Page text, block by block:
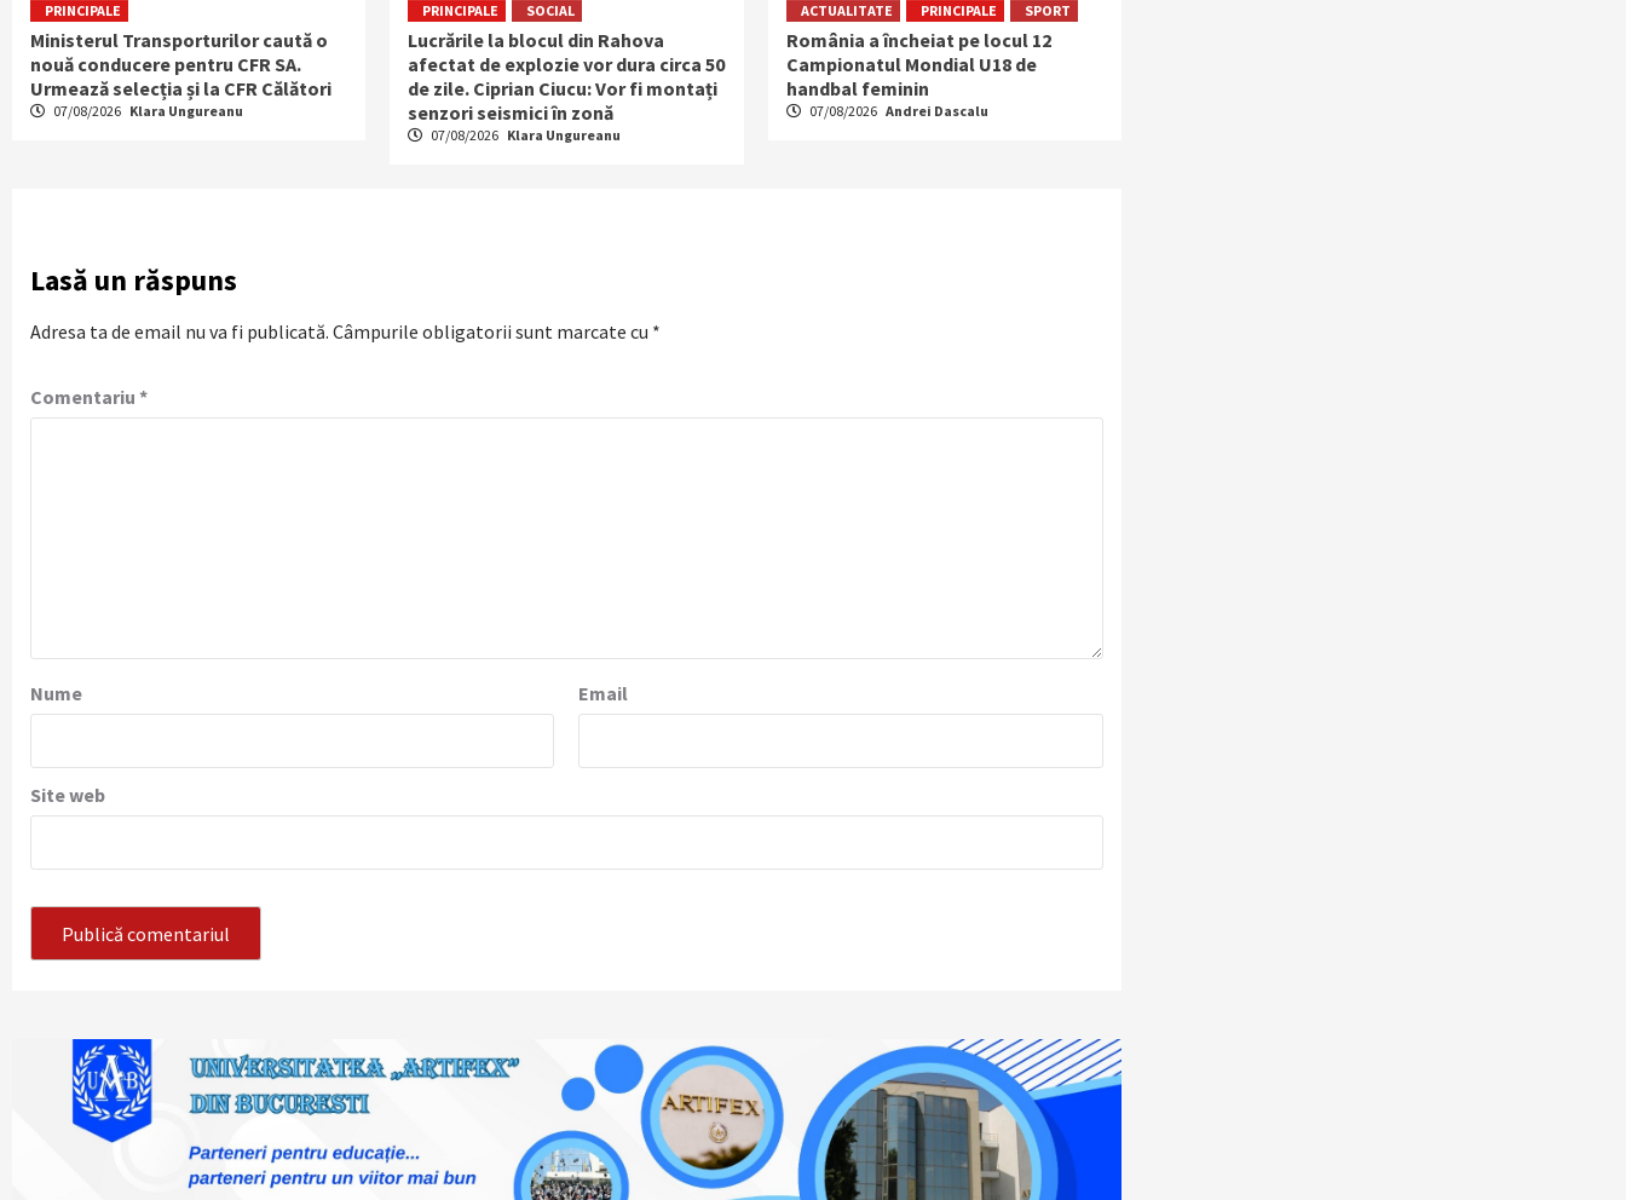
PRINCIPALE
Ministerul Transporturilor caută o
nouă conducere pentru CFR SA.
Urmează selecția și la CFR Călători
07/08/2026 Klara Ungureanu
PRINCIPALE SOCIAL
Lucrările la blocul din Rahova
afectat de explozie vor dura circa 50
de zile. Ciprian Ciucu: Vor fi montați
senzori seismici în zonă
07/08/2026 Klara Ungureanu
ACTUALITATE PRINCIPALE SPORT
România a încheiat pe locul 12
Campionatul Mondial U18 de
handbal feminin
07/08/2026 Andrei Dascalu
Lasă un răspuns
Adresa ta de email nu va fi publicată. Câmpurile obligatorii sunt marcate cu *
Comentariu *
Nume Email
Site web